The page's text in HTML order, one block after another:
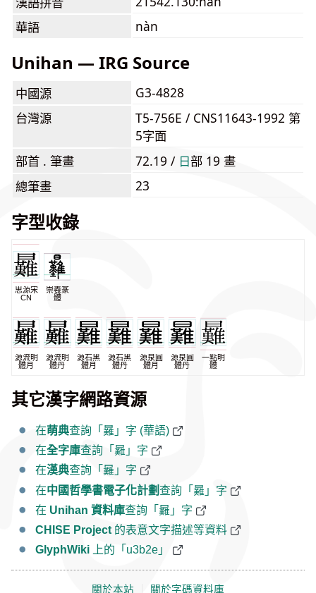
華語
nàn
Unihan — IRG Source
中國源
G3-4828
台灣源
T5-756E / CNS11643-1992 第
5字面
部首 . 筆畫
72.19 / ⽇部 19 畫
總筆畫
23
字型收錄
思源宋
CN
崇羲篆
體
源流明
體月
源流明
體丹
源石黑
體月
源石黑
體丹
源泉圓
體月
源泉圓
體丹
一點明
體
其它漢字網路資源
在萌典查詢「㬮」字 (華語)
在全字庫查詢「㬮」字
在漢典查詢「㬮」字
在中國哲學書電子化計劃查詢「㬮」字
在 Unihan 資料庫查詢「㬮」字
CHISE Project 的表意文字描述等資料
GlyphWiki 上的「u3b2e」
關於本站 關於字碼資料庫